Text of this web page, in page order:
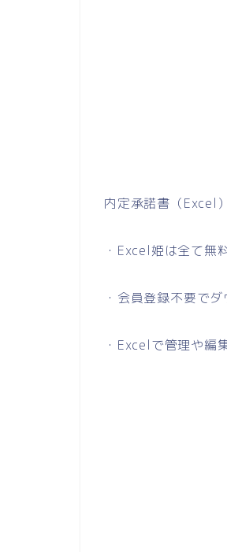
内定承諾書（Excel
・Excel姫は全て無
・会員登録不要で
・Excelで管理や編